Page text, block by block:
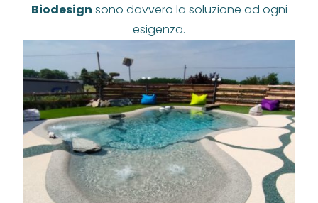
Biodesign sono davvero la soluzione ad ogni
esigenza.